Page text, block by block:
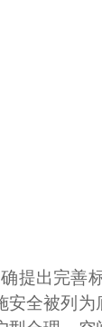
确提出完
安全被列